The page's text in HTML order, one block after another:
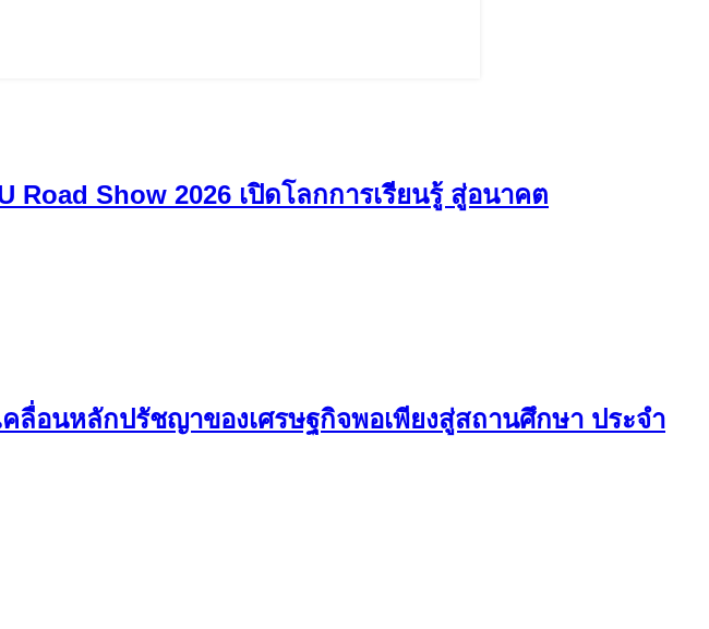
Road Show 2026 เปิดโลกการเรียนรู้ สู่อนาคต
ลื่อนหลักปรัชญาของเศรษฐกิจพอเพียงสู่สถานศึกษา ประจำ